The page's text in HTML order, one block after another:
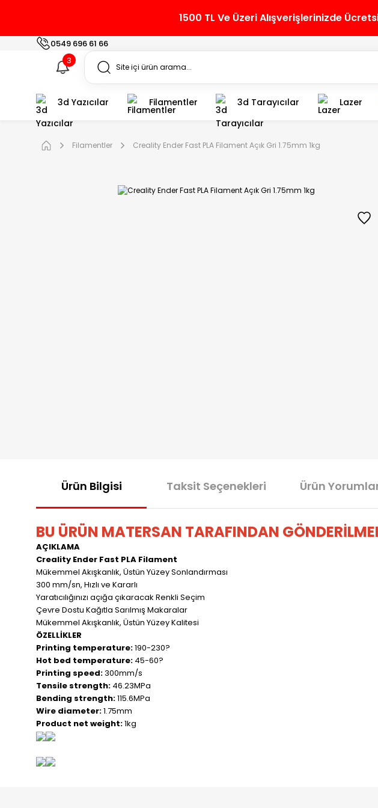
1500 TL Ve Üzeri Alışverişlerinizde
0549 696 61 66
3
3d Yazıcılar Filamentler 3d Tarayıcılar Lazer
Filamentler Creality Ender Fast PLA Filament Açık Gri 1.75mm 1kg
Ürün Bilgisi Taksit Seçenekleri Ürün
BU ÜRÜN MATERSAN TARAFINDAN
AÇIKLAMA
Creality Ender Fast PLA Filament
Mükemmel Akışkanlık, Üstün Yüzey Sonlandırması
300 mm/sn, Hızlı ve Kararlı
Yaratıcılığınızı açığa çıkaracak Renkli Seçim
Çevre Dostu Kağıtla Sarılmış Makaralar
Mükemmel Akışkanlık, Üstün Yüzey Kalitesi
ÖZELLİKLER
Printing temperature:190-230?
Hot bed temperature: 45-60?
Printing speed:300mm/s
Tensile strength: 46.23MPa
Bending strength:115.6MPa
Wire diameter:1.75mm
Product net weight:1kg